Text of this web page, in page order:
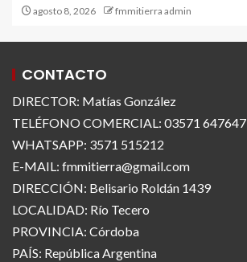
agosto 8, 2026 fmmitierra admin
CONTACTO
DIRECTOR: Matías González
TELÉFONO COMERCIAL: 03571 647647
WHATSAPP: 3571 515212
E-MAIL: fmmitierra@gmail.com
DIRECCIÓN: Belisario Roldán 1439
LOCALIDAD: Río Tecero
PROVINCIA: Córdoba
PAÍS: República Argentina